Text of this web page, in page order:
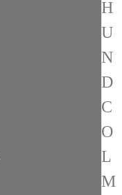
H
U
N
D
C
O
L
M